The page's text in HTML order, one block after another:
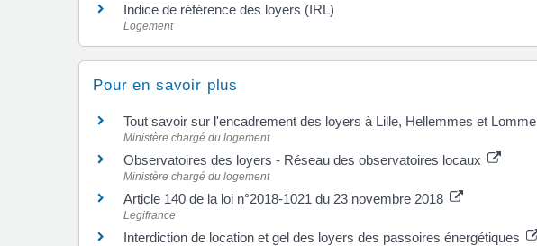
Indice de référence des loyers (IRL)
Logement
Pour en savoir plus
Tout savoir sur l'encadrement des loyers à Lille, Hellemmes et Lomme
Ministère chargé du logement
Observatoires des loyers - Réseau des observatoires locaux
Ministère chargé du logement
Article 140 de la loi n°2018-1021 du 23 novembre 2018
Legifrance
Interdiction de location et gel des loyers des passoires énergétiques